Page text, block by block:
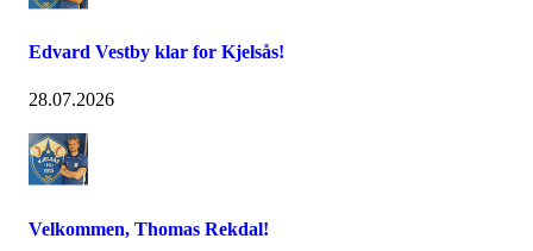
Edvard Vestby klar for Kjelsås!
28.07.2026
Velkommen, Thomas Rekdal!